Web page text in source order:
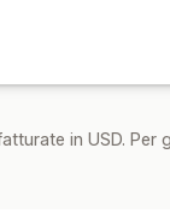
in USD. Per